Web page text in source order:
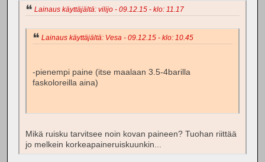
Lainaus käyttäjältä: vilijo - 09.12.15 - klo: 11.17
Lainaus käyttäjältä: Vesa - 09.12.15 - klo: 10.45
-pienempi paine (itse maalaan 3.5-4barilla
faskoloreilla aina)
Mikä ruisku tarvitsee noin kovan paineen? Tuohan riittää
jo melkein korkeapaineruiskuunkin...